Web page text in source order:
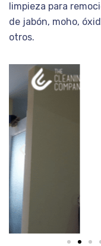
limpieza para
de jabón, moho,
otros.